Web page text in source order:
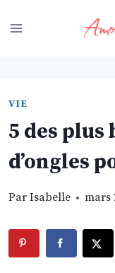
to
VIE
5 des
d’ongles
Par Isabelle mars